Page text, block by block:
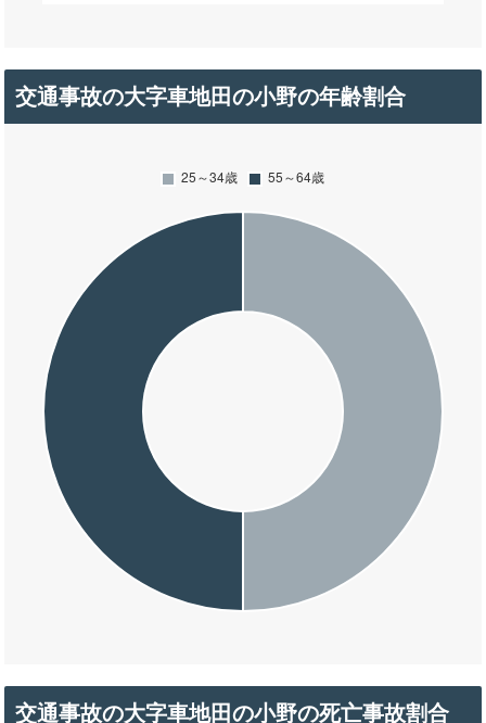
交通事故の大字車地田の小野の年齢割合
交通事故の大字車地田の小野の死亡事故割合